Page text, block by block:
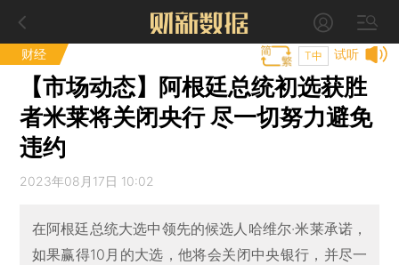
财经 试听
T中
【市场动态】阿根廷总统初选获胜
者米莱将关闭央行 尽一切努力避免
违约
2023年08月17日 10:02
在阿根廷总统大选中领先的候选人哈维尔·米莱承诺，
如果赢得10月的大选，他将会关闭中央银行，并尽一